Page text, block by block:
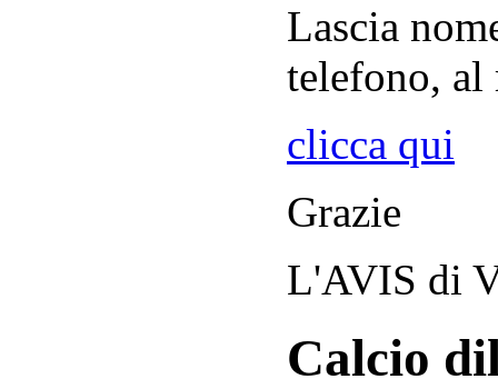
Lascia
telefono, al
clicca qui
Grazie
L'AVIS di
Calcio